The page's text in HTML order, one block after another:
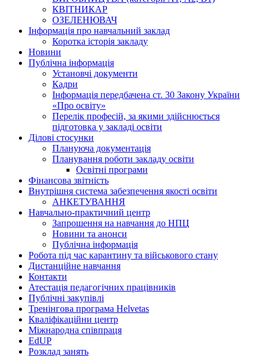
КВІТНИКАР
ОЗЕЛЕНЮВАЧ
Інформація про навчальний заклад
Коротка історія закладу
Новини
Публічна інформація
Установчі документи
Кадри
Інформація передбачена ст. 30 Закону України
«Про освіту»
Перелік професій, за якими здійснюється
підготовка у закладі освіти
Ділові стосунки
Плануюча документація
Планування роботи закладу освіти
Освітні програми
Фінансова звітність
Внутрішня система забезпечення якості освіти
АНКЕТУВАННЯ
Навчально-практичний центр
Запрошення на навчання до НПЦ
Новини та анонси
Публічна інформація
Робота під час карантину та військового стану
Дистанційне навчання
Контакти
Атестація педагогічних працівників
Публічні закупівлі
Тренінгова програма Helvetas
Кваліфікаційни центр
Міжнародна співпраця
EdUР
Розклад занять